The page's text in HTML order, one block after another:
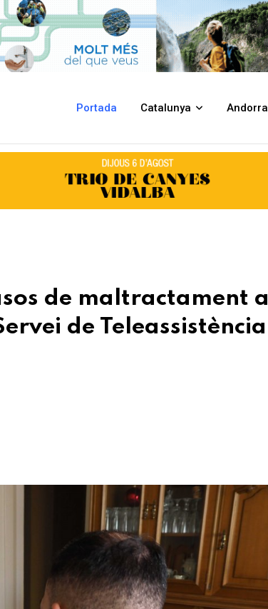
Portada Catalunya Andorra
a persones grans a través del Servei de Teleassistència
de maltractament a
de Teleassistència